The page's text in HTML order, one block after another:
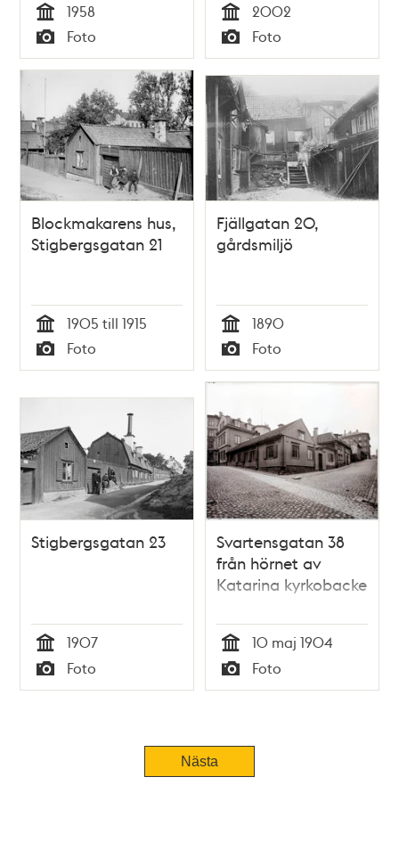
Tid
1958
Typ
Foto Tid
2002
Typ
Foto
Blockmakarens hus,
Stigbergsgatan 21
Tid
1905 till 1915
Typ
Foto
Fjällgatan 20,
gårdsmiljö
Tid
1890
Typ
Foto
Stigbergsgatan 23
Tid
1907
Typ
Foto
Svartensgatan 38
från hörnet av
Katarina kyrkobacke
Tid
10 maj 1904
Typ
Foto
Nästa